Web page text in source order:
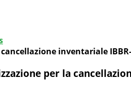
inventariale
per la